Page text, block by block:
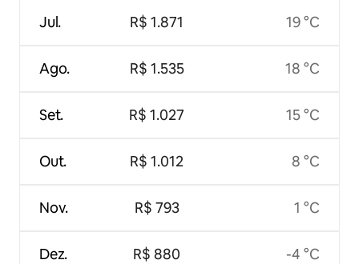
Jul.
Ago.
Set.
Out.
Nov.
Dez.
R$ 1.871
R$ 1.535
R$ 1.027
R$ 1.012
R$ 793
R$ 880
19 °C
18 °C
15 °C
8 °C
1 °C
-4 °C